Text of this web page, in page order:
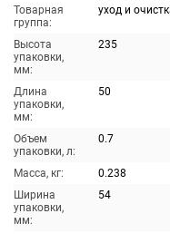
Товарная
группа:
уход и
Высота
упаковки,
мм:
235
Длина
упаковки,
мм:
50
Объем
упаковки, л:
0.7
Масса, кг:
0.238
Ширина
упаковки,
мм:
54